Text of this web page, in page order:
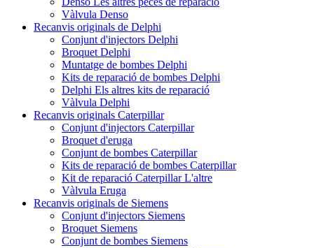
Vàlvula Denso
Recanvis originals de Delphi
Conjunt d'injectors Delphi
Broquet Delphi
Muntatge de bombes Delphi
Kits de reparació de bombes Delphi
Delphi Els altres kits de reparació
Vàlvula Delphi
Recanvis originals Caterpillar
Conjunt d'injectors Caterpillar
Broquet d'eruga
Conjunt de bombes Caterpillar
Kits de reparació de bombes Caterpillar
Kit de reparació Caterpillar L'altre
Vàlvula Eruga
Recanvis originals de Siemens
Conjunt d'injectors Siemens
Broquet Siemens
Conjunt de bombes Siemens